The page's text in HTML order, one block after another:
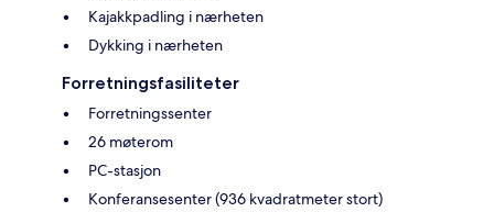
Kajakkpadling i nærheten
Dykking i nærheten
Forretningsfasiliteter
Forretningssenter
26 møterom
PC-stasjon
Konferansesenter (936 kvadratmeter stort)